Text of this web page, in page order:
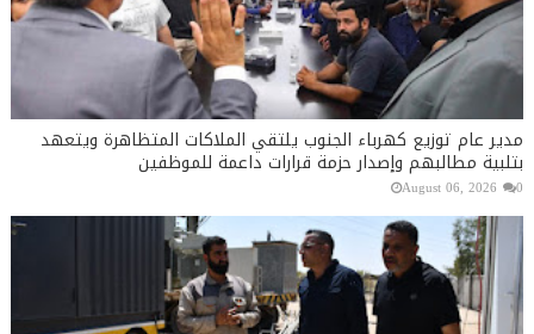
مدير عام توزيع كهرباء الجنوب يلتقي الملاكات المتظاهرة ويتعهد
بتلبية مطالبهم وإصدار حزمة قرارات داعمة للموظفين
August 06, 2026 0